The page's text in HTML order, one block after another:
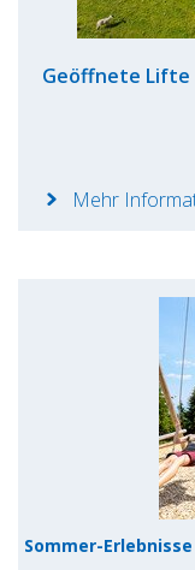
Geöffnete Lifte
Mehr
Sommer-